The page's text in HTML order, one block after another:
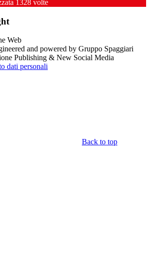
1328 volte
and powered by Gruppo Spaggiari
Publishing & New Social Media
dati personali
Back to top